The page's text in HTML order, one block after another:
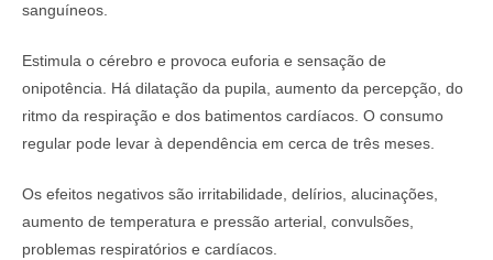
sanguíneos.
Estimula o cérebro e provoca euforia e sensação de
onipotência. Há dilatação da pupila, aumento da percepção, do
ritmo da respiração e dos batimentos cardíacos. O consumo
regular pode levar à dependência em cerca de três meses.
Os efeitos negativos são irritabilidade, delírios, alucinações,
aumento de temperatura e pressão arterial, convulsões,
problemas respiratórios e cardíacos.